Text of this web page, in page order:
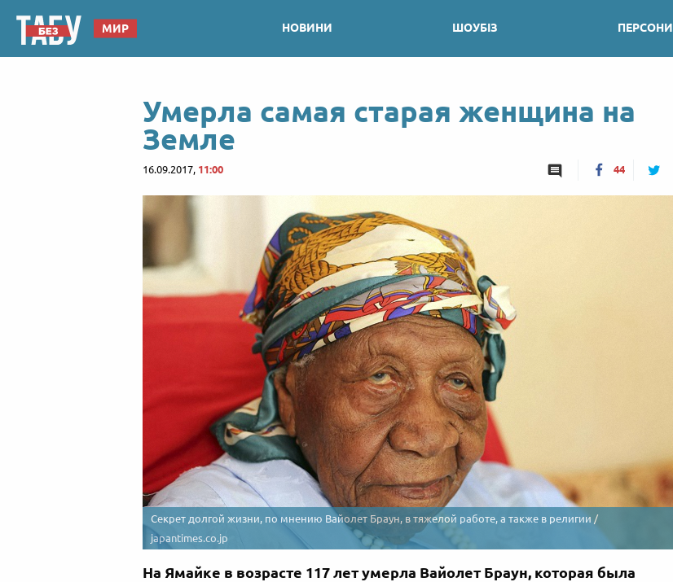
МИР НОВИНИ ШОУБІЗ ПЕРСОНИ
Умерла самая старая женщина на
Земле
16.09.2017, 11:00 44
Секрет долгой жизни, по мнению Вайолет Браун, в тяжелой работе, а также в религии /
japantimes.co.jp
На Ямайке в возрасте 117 лет умерла Вайолет Браун, которая была